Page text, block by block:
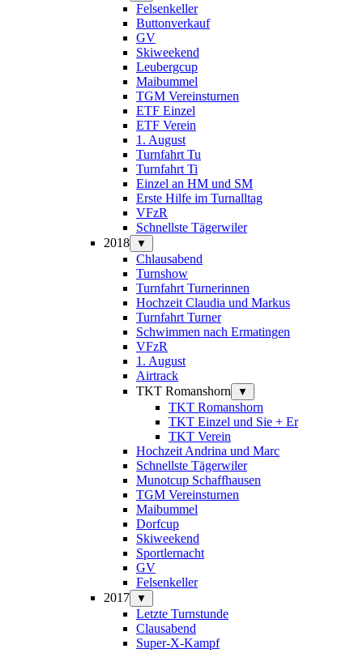
Felsenkeller
Buttonverkauf
GV
Skiweekend
Leubergcup
Maibummel
TGM Vereinsturnen
ETF Einzel
ETF Verein
1. August
Turnfahrt Tu
Turnfahrt Ti
Einzel an HM und SM
Erste Hilfe im Turnalltag
VFzR
Schnellste Tägerwiler
2018
▼
Chlausabend
Turnshow
Turnfahrt Turnerinnen
Hochzeit Claudia und Markus
Turnfahrt Turner
Schwimmen nach Ermatingen
VFzR
1. August
Airtrack
TKT Romanshorn
▼
TKT Romanshorn
TKT Einzel und Sie + Er
TKT Verein
Hochzeit Andrina und Marc
Schnellste Tägerwiler
Munotcup Schaffhausen
TGM Vereinsturnen
Maibummel
Dorfcup
Skiweekend
Sportlernacht
GV
Felsenkeller
2017
▼
Letzte Turnstunde
Clausabend
Super-X-Kampf